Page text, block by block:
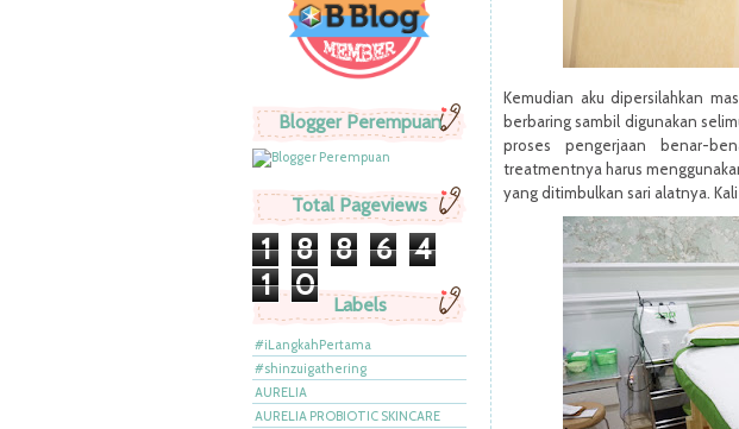
Blogger Perempuan
Total Pageviews
1 8 8 6
4
1
0
Labels
#iLangkahPertama
#shinzuigathering
AURELIA
AURELIA PROBIOTIC SKINCARE
Kemudian aku dipersilahkan
berbaring sambil digunakan
proses pengerjaan benar-
treatmentnya harus
yang ditimbulkan sari alatnya.